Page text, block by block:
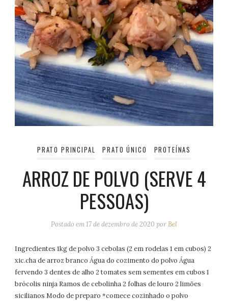
PRATO PRINCIPAL PRATO ÚNICO PROTEÍNAS
ARROZ DE POLVO (SERVE 4
PESSOAS)
Postado em 17 de dezembro de 2020 porBel
Ingredientes 1kg de polvo 3 cebolas (2 em rodelas 1 em cubos) 2
xic.cha de arroz branco Água do cozimento do polvo Água
fervendo 3 dentes de alho 2 tomates sem sementes em cubos 1
brócolis ninja Ramos de cebolinha 2 folhas de louro 2 limões
sicilianos Modo de preparo *comece cozinhado o polvo